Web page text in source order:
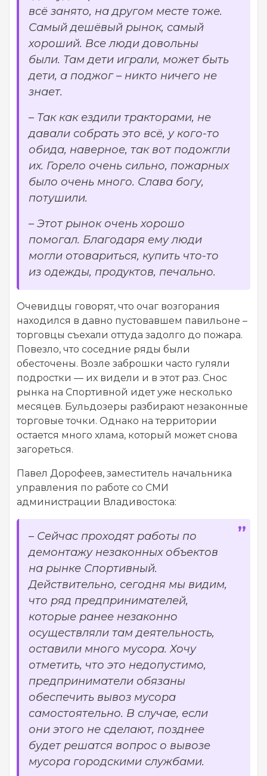
всё занято, на другом месте тоже.
Самый дешёвый рынок, самый
хороший. Все люди довольны
были. Там дети играли, может быть
дети, а поджог – никто ничего не
знает.
– Так как ездили тракторами, не
давали собрать это всё, у кого-то
обида, наверное, так вот подожгли
их. Горело очень сильно, пожарных
было очень много. Слава богу,
потушили.
– Этот рынок очень хорошо
помогал. Благодаря ему люди
могли отовариться, купить что-то
из одежды, продуктов, печально.
Очевидцы говорят, что очаг возгорания
находился в давно пустовавшем павильоне –
торговцы съехали оттуда задолго до пожара.
Повезло, что соседние ряды были
обесточены. Возле заброшки часто гуляли
подростки — их видели и в этот раз. Снос
рынка на Спортивной идет уже несколько
месяцев. Бульдозеры разбирают незаконные
торговые точки. Однако на территории
остается много хлама, который может снова
загореться.
Павел Дорофеев, заместитель начальника
управления по работе со СМИ
администрации Владивостока:
– Сейчас проходят работы по
демонтажу незаконных объектов
на рынке Спортивный.
Действительно, сегодня мы видим,
что ряд предпринимателей,
которые ранее незаконно
осуществляли там деятельность,
оставили много мусора. Хочу
отметить, что это недопустимо,
предприниматели обязаны
обеспечить вывоз мусора
самостоятельно. В случае, если
они этого не сделают, позднее
будет решатся вопрос о вывозе
мусора городскими службами.